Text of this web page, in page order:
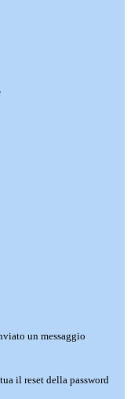
un messaggio
il reset della password